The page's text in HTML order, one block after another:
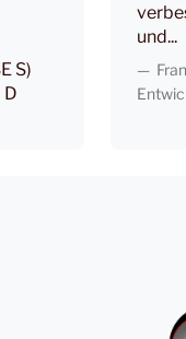
S)
D
und...